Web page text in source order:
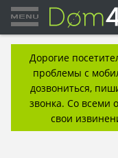
Дорогие
проблемы с
дозвониться,
звонка. Со всеми
свои